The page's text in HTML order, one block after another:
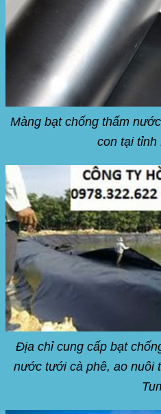
Màng bạt chống thấm
con tại tỉnh
Địa chỉ cung cấp bạt
nước tưới cà phê, ao nuôi